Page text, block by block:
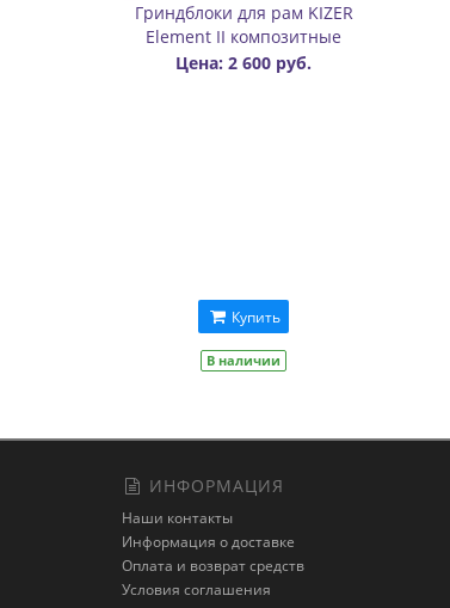
Гриндблоки для рам KIZER
Element II композитные
Цена: 2 600 руб.
Купить
В наличии
ИНФОРМАЦИЯ
Наши контакты
Информация о доставке
Оплата и возврат средств
Условия соглашения